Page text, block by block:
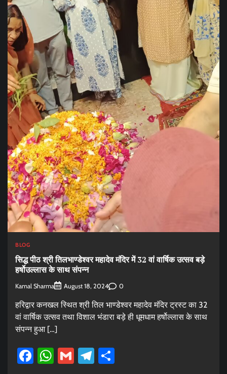
BLOG
सिद्ध पीठ श्री तिलभाण्डेश्वर महादेव मंदिर में 32 वां वार्षिक उत्सव बड़े
हर्षोउल्लास के साथ संपन्न
Kamal Sharma August 18, 2024 0
हरिद्वार कनखल स्थित श्री तिल भाण्डेश्वर महादेव मंदिर ट्रस्ट का 32
वां वार्षिक उत्सव तथा विशाल भंडारा बड़े ही धूमधाम हर्षोल्लास के साथ
संपन्न हुआ […]
Facebook
WhatsApp
GmailTelegram